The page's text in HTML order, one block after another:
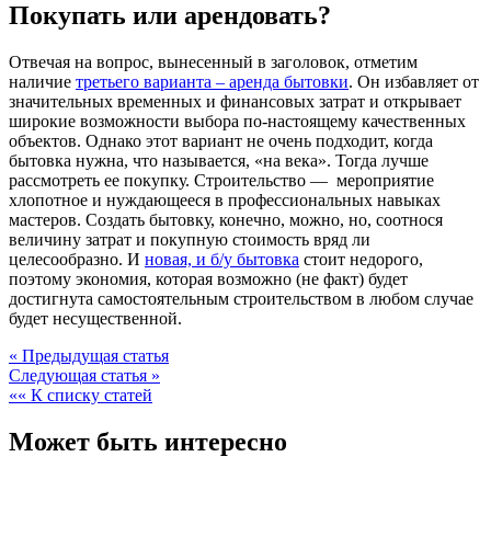
Покупать или арендовать?
Отвечая на вопрос, вынесенный в заголовок, отметим
наличие третьего варианта – аренда бытовки. Он избавляет от
значительных временных и финансовых затрат и открывает
широкие возможности выбора по-настоящему качественных
объектов. Однако этот вариант не очень подходит, когда
бытовка нужна, что называется, «на века». Тогда лучше
рассмотреть ее покупку. Строительство — мероприятие
хлопотное и нуждающееся в профессиональных навыках
мастеров. Создать бытовку, конечно, можно, но, соотнося
величину затрат и покупную стоимость вряд ли
целесообразно. И новая, и б/у бытовка стоит недорого,
поэтому экономия, которая возможно (не факт) будет
достигнута самостоятельным строительством в любом случае
будет несущественной.
« Предыдущая статья
Следующая статья »
«« К списку статей
Может быть интересно